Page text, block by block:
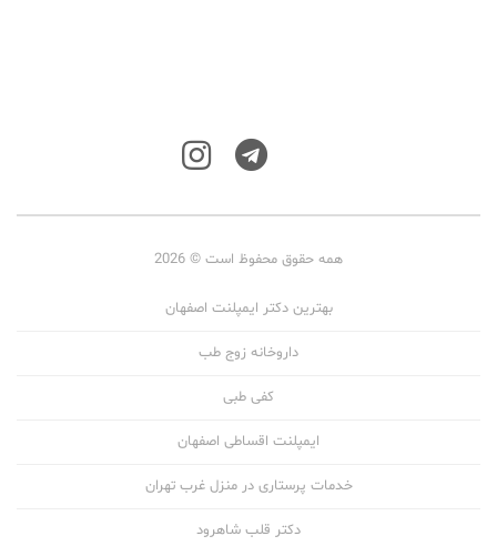
همه حقوق محفوظ است © 2026
بهترین دکتر ایمپلنت اصفهان
داروخانه زوج طب
کفی طبی
ایمپلنت اقساطی اصفهان
خدمات پرستاری در منزل غرب تهران
دکتر قلب شاهرود